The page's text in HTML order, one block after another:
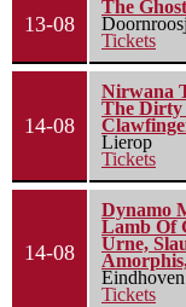
13-08
The
Tickets
14-08
Nirwana
The Dirty
Lierop
Tickets
14-08
Dynamo
Lamb Of
Urne,
Eindhoven
Tickets